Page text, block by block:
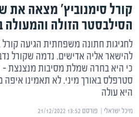
קורל סימנוביץ' מצאה את
הסילבסטר הזולה והמעולה
לחגיגות חתונה משפחתית הגיעה
להישאר אליה אדישים. נדמה שקורל
כי היא בחרה שמלת מסיבות מנצנצת
סטרפלס באורך מיני. לא תאמינו
היא עולה
מיכל ישראלי | ‏פורסם ‎21/12/2022 13:52